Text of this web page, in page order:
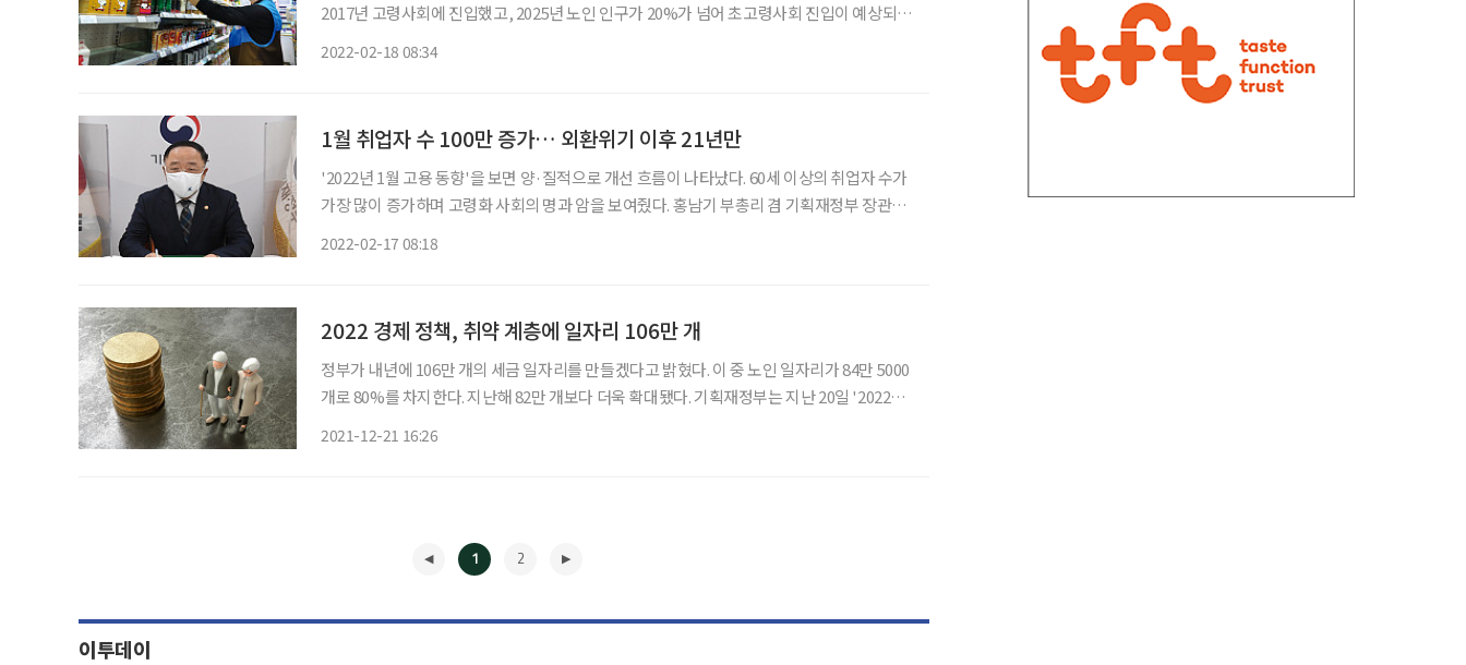
2017년 고령사회에 진입했고, 2025년 노인 인구가 20%가 넘어 초고령사회 진입이 예상되는
2022-02-18 08:34
1월 취업자 수 100만 증가… 외환위기 이후 21년만
'2022년 1월 고용 동향'을 보면 양·질적으로 개선 흐름이 나타났다. 60세 이상의 취업자 수가
가장 많이 증가하며 고령화 사회의 명과 암을 보여줬다. 홍남기 부총리 겸 기획재정부 장관은
2022-02-17 08:18
2022 경제 정책, 취약 계층에 일자리 106만 개
정부가 내년에 106만 개의 세금 일자리를 만들겠다고 밝혔다. 이 중 노인 일자리가 84만 5000
개로 80%를 차지한다. 지난해 82만 개보다 더욱 확대됐다. 기획재정부는 지난 20일 '2022년
2021-12-21 16:26
1 2
이투데이